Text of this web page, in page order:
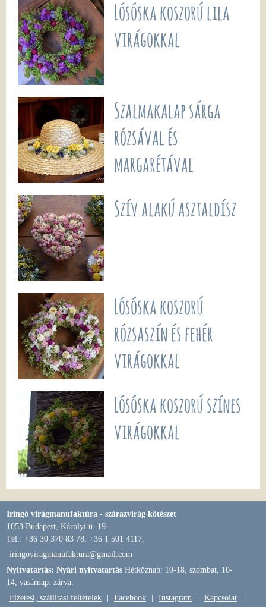
Lósóska koszorú lila
virágokkal
Szalmakalap sárga
rózsával és
margarétával
Szív alakú asztaldísz
Lósóska koszorú
rózsaszín és fehér
virágokkal
Lósóska koszorú színes
virágokkal
Iringó virágmanufaktúra - szárazvirág kötészet
1053 Budapest, Károlyi u. 19.
Tel.: +36 30 370 83 78, +36 1 501 4117,
iringoviragmanufaktura@gmail.com
Nyitvatartás: Nyári nyitvatartás Hétköznap: 10-18, szombat, 10-
14, vasárnap: zárva.
Fizetési, szállítási feltételek
Facebook Instagram Kapcsolat